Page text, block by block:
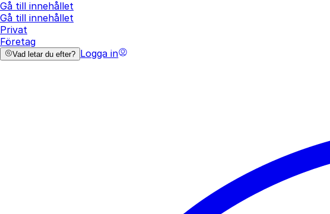
Gå till innehållet
Gå till innehållet
Privat
Företag
Vad letar du efter? Logga in